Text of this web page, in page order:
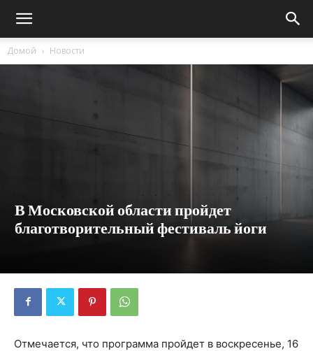
Домой Новости
В Московской области пройдет
благотворительный фестиваль йоги
Отмечается, что программа пройдет в воскресенье, 16